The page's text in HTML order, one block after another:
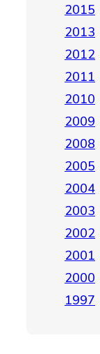
2015
2013
2012
2011
2010
2009
2008
2005
2004
2003
2002
2001
2000
1997